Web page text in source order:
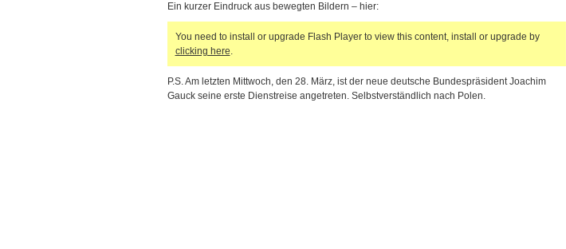
Ein kurzer Eindruck aus bewegten Bildern – hier:
You need to install or upgrade Flash Player to view this content, install or upgrade by
clicking here.
P.S. Am letzten Mittwoch, den 28. März, ist der neue deutsche Bundespräsident Joachim
Gauck seine erste Dienstreise angetreten. Selbstverständlich nach Polen.